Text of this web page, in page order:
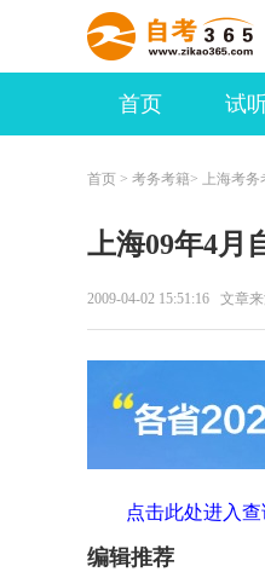
首页 试
首页 > 考务考籍> 上海考务
上海09年4月
2009-04-02 15:51:16 文章
点击此处进入
编辑推荐